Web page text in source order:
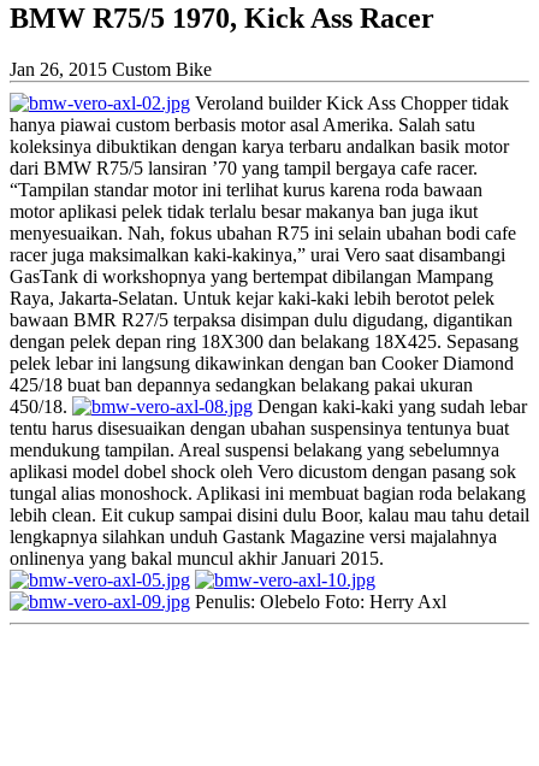
BMW R75/5 1970, Kick Ass Racer
Jan 26, 2015 Custom Bike
Veroland builder Kick Ass Chopper tidak
hanya piawai custom berbasis motor asal Amerika. Salah satu
koleksinya dibuktikan dengan karya terbaru andalkan basik motor
dari BMW R75/5 lansiran ’70 yang tampil bergaya cafe racer.
“Tampilan standar motor ini terlihat kurus karena roda bawaan
motor aplikasi pelek tidak terlalu besar makanya ban juga ikut
menyesuaikan. Nah, fokus ubahan R75 ini selain ubahan bodi cafe
racer juga maksimalkan kaki-kakinya,” urai Vero saat disambangi
GasTank di workshopnya yang bertempat dibilangan Mampang
Raya, Jakarta-Selatan. Untuk kejar kaki-kaki lebih berotot pelek
bawaan BMR R27/5 terpaksa disimpan dulu digudang, digantikan
dengan pelek depan ring 18X300 dan belakang 18X425. Sepasang
pelek lebar ini langsung dikawinkan dengan ban Cooker Diamond
425/18 buat ban depannya sedangkan belakang pakai ukuran
450/18.
Dengan kaki-kaki yang sudah lebar
tentu harus disesuaikan dengan ubahan suspensinya tentunya buat
mendukung tampilan. Areal suspensi belakang yang sebelumnya
aplikasi model dobel shock oleh Vero dicustom dengan pasang sok
tungal alias monoshock. Aplikasi ini membuat bagian roda belakang
lebih clean. Eit cukup sampai disini dulu Boor, kalau mau tahu detail
lengkapnya silahkan unduh Gastank Magazine versi majalahnya
onlinenya yang bakal muncul akhir Januari 2015.
Penulis: Olebelo Foto: Herry Axl